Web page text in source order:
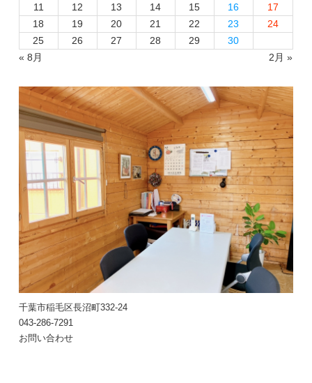
« 8月 2月 »
11
12 13 14 15 16
17
18
19 20 21 22 23
24
25
26 27 28 29 30
千葉市稲毛区長沼町332-24
043-286-7291
お問い合わせ